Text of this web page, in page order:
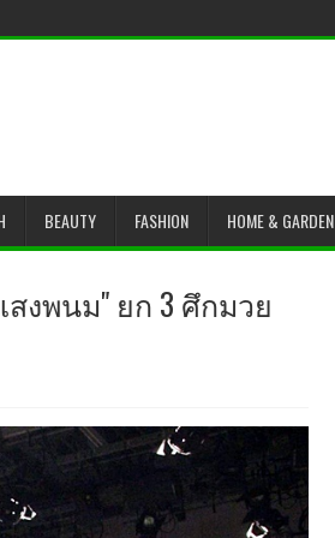
BEAUTY FASHION HOME & GARDEN
งพนม" ยก 3 ศึกมวย